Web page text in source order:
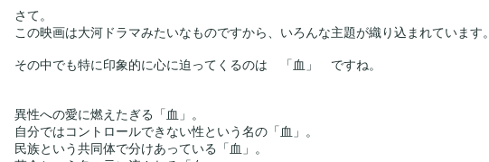
さて。
この映画は大河ドラマみたいなものですから、いろんな主題が織り込まれています。
その中でも特に印象的に心に迫ってくるのは 「血」 ですね。
異性への愛に燃えたぎる「血」。
自分ではコントロールできない性という名の「血」。
民族という共同体で分けあっている「血」。